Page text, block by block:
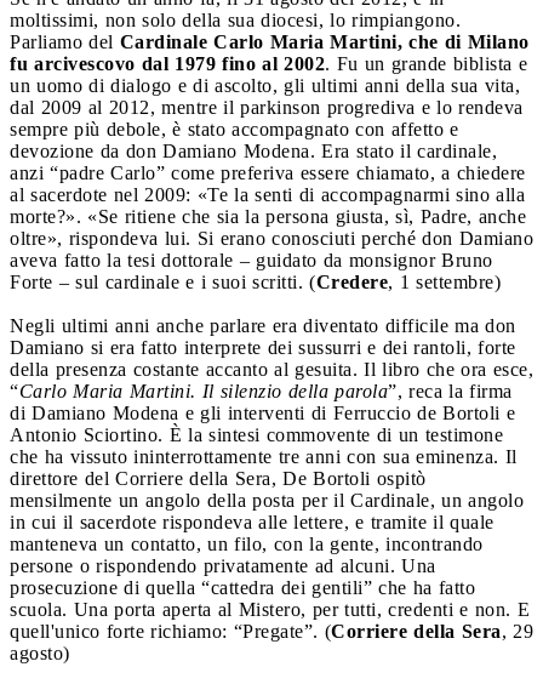
moltissimi, non solo della sua diocesi, lo rimpiangono.
Parliamo del Cardinale Carlo Maria Martini, che di Milano
fu arcivescovo dal 1979 fino al 2002. Fu un grande biblista e
un uomo di dialogo e di ascolto, gli ultimi anni della sua vita,
dal 2009 al 2012, mentre il parkinson progrediva e lo rendeva
sempre più debole, è stato accompagnato con affetto e
devozione da don Damiano Modena. Era stato il cardinale,
anzi “padre Carlo” come preferiva essere chiamato, a chiedere
al sacerdote nel 2009: «Te la senti di accompagnarmi sino alla
morte?». «Se ritiene che sia la persona giusta, sì, Padre, anche
oltre», rispondeva lui. Si erano conosciuti perché don Damiano
aveva fatto la tesi dottorale – guidato da monsignor Bruno
Forte – sul cardinale e i suoi scritti. (Credere, 1 settembre)
Negli ultimi anni anche parlare era diventato difficile ma don
Damiano si era fatto interprete dei sussurri e dei rantoli, forte
della presenza costante accanto al gesuita. Il libro che ora esce,
“Carlo Maria Martini. Il silenzio della parola”, reca la firma
di Damiano Modena e gli interventi di Ferruccio de Bortoli e
Antonio Sciortino. È la sintesi commovente di un testimone
che ha vissuto ininterrottamente tre anni con sua eminenza. Il
direttore del Corriere della Sera, De Bortoli ospitò
mensilmente un angolo della posta per il Cardinale, un angolo
in cui il sacerdote rispondeva alle lettere, e tramite il quale
manteneva un contatto, un filo, con la gente, incontrando
persone o rispondendo privatamente ad alcuni. Una
prosecuzione di quella “cattedra dei gentili” che ha fatto
scuola. Una porta aperta al Mistero, per tutti, credenti e non. E
quell'unico forte richiamo: “Pregate”. (Corriere della Sera, 29
agosto)